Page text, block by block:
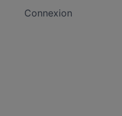
Connexion